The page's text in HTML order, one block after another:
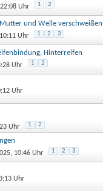
Uhr 1 2
und Welle verschweißen
Uhr 1 2 3
Hinterreifen
Uhr 1 2
Uhr
Uhr 1 2
10:46 Uhr 1 2 3
Uhr